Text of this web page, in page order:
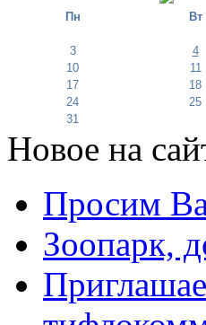
Пн Вт
3 4
10
11
17
18
24
25
31
Новое на
Просим
Зоопарк,